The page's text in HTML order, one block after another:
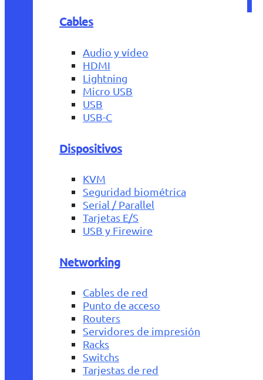
Cables
Audio y vídeo
HDMI
Lightning
Micro USB
USB
USB-C
Dispositivos
KVM
Seguridad biométrica
Serial / Parallel
Tarjetas E/S
USB y Firewire
Networking
Cables de red
Punto de acceso
Routers
Servidores de impresión
Racks
Switchs
Tarjestas de red